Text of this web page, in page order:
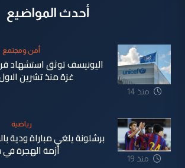
أحدث المواضيع
منذ 14
أمن ومجتمع
غزة منذ تشرين
منذ 19
رياضية
برشلونة يلغي مباراة ودية
أزمة الهجرة